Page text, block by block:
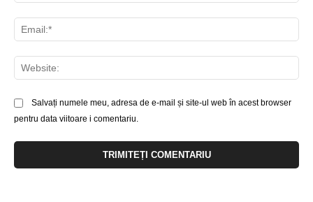
Salvați numele meu, adresa de e-mail și site-ul web în acest browser
pentru data viitoare i comentariu.